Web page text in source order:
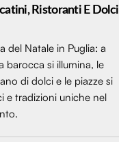
Ristoranti E Dolci
del Natale in Puglia: a
barocca si illumina, le
di dolci e le piazze si
e tradizioni uniche nel